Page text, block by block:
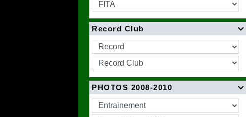

Record Club

PHOTOS 2008-2010